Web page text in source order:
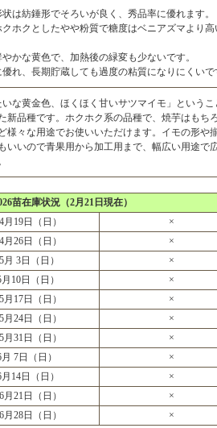
は紡錘形でそろいが良く、秀品率に優れます。
クホクとしたやや粉質で糖度はベニアズマより高
かな黄色で、加熱後の緑変も少ないです。
れ、長期貯蔵しても過度の粘質になりにくいで
いな黄金色、ほくほく甘いサツマイモ」というこ
新品種です。ホクホク系の品種で、焼芋はもち
様々な用途でお使いいただけます。イモの形や
いいので青果用から加工用まで、幅広い用途で
苗在庫状況（2月21日現在）
19日（日）
×
26日（日）
×
3日（日）
×
10日（日）
×
17日（日）
×
24日（日）
×
31日（日）
×
7日（日）
×
14日（日）
×
21日（日）
×
28日（日）
×